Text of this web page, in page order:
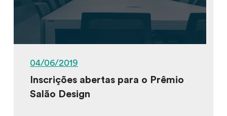
04/06/2019
Inscrições abertas para o Prêmio
Salão Design